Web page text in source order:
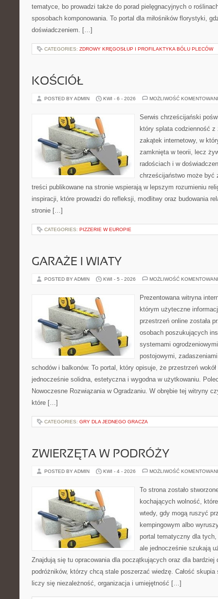
tematyce, bo prowadzi także do porad pielęgnacyjnych o
sposobach komponowania. To portal dla miłośników florystyki,
doświadczeniem. […]
CATEGORIES: ZDROWY KRĘGOSŁUP I PROFILAKTYKA BÓLU PLECÓW
KOŚCIÓŁ
POSTED BY ADMIN KWI - 6 - 2026 MOŻLIWOŚĆ
Serwis chrześcijański
który splata codzienność
zakątek internetowy, w
zamknięta w teorii, lecz
radościach i w
chrześcijaństwo może być
treści publikowane na stronie wspierają w lepszym rozumieniu
inspiracji, które prowadzi do refleksji, modlitwy oraz budowania
stronie […]
CATEGORIES: PIZZERIE W EUROPIE
GARAŻE I WIATY
POSTED BY ADMIN KWI - 5 - 2026 MOŻLIWOŚĆ
Prezentowana witryna
którym użyteczne
przestrzeń online została
osobach poszukujących
systemami
postojowymi,
schodów i balkonów. To portal, który opisuje, że przestrzeń
jednocześnie solidna, estetyczna i wygodna w użytkowaniu.
Nowoczesne Rozwiązania w Ogradzaniu. W obrębie tej witryny
które […]
CATEGORIES: GRY DLA JEDNEGO GRACZA
ZWIERZĘTA W PODRÓŻY
POSTED BY ADMIN KWI - 4 - 2026 MOŻLIWOŚĆ
To strona zostało
kochających wolność,
wtedy, gdy mogą ruszyć
kempingowym albo
portal tematyczny dla
ale jednocześnie szukają
Znajdują się tu opracowania dla początkujących oraz dla bardziej
podróżników, którzy chcą stale poszerzać wiedzę. Całość skupia
liczy się niezależność, organizacja i umiejętność […]